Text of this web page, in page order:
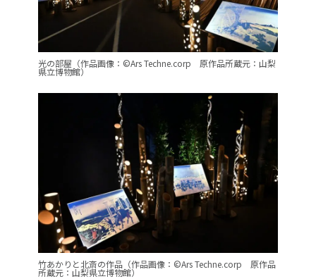
光の部屋（作品画像：©Ars Techne.corp 原作品所蔵元：山梨
県立博物館）
竹あかりと北斎の作品（作品画像：©Ars Techne.corp 原作品
所蔵元：山梨県立博物館）